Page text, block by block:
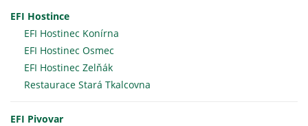
EFI Hostince
EFI Hostinec Konírna
EFI Hostinec Osmec
EFI Hostinec Zelňák
Restaurace Stará Tkalcovna
EFI Pivovar